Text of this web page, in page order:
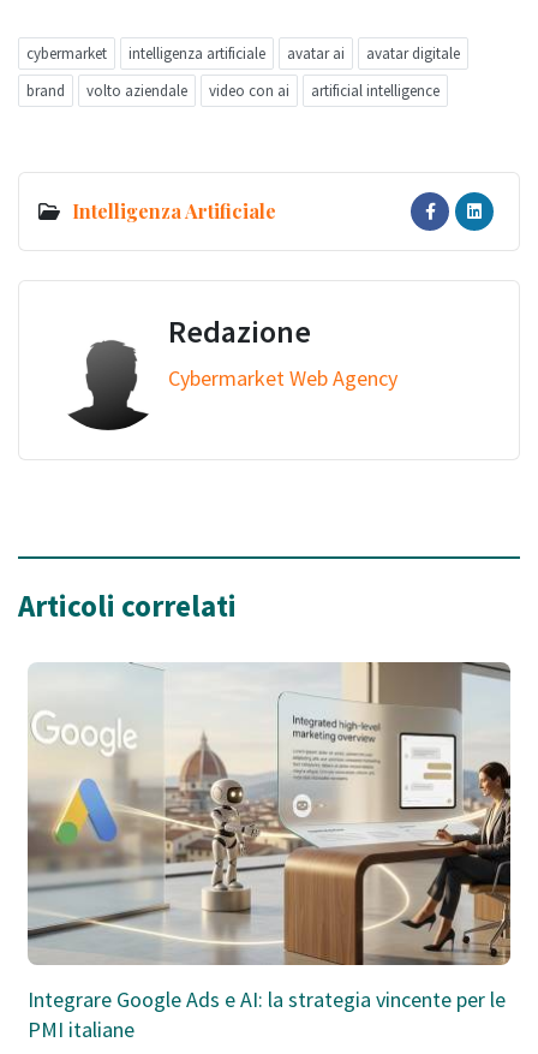
cybermarket intelligenza artificiale avatar ai
avatar digitale
brand
volto aziendale video con ai artificial intelligence
Intelligenza Artificiale
Redazione
Cybermarket Web Agency
Articoli correlati
Integrare Google Ads e AI: la strategia vincente per le
PMI italiane